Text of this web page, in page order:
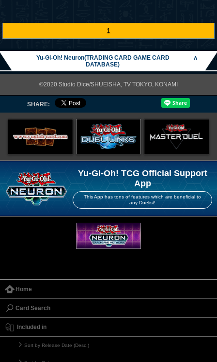
1
Yu-Gi-Oh! Neuron(TRADING CARD GAME CARD
DATABASE)
∧
©2020 Studio Dice/SHUEISHA, TV TOKYO, KONAMI
SHARE:
Yu-Gi-Oh! TCG Official Support
App
This App has tons of features which are beneficial to
any Duelist!
Home
Card Search
Included in
Sort by Release Date (Desc.)